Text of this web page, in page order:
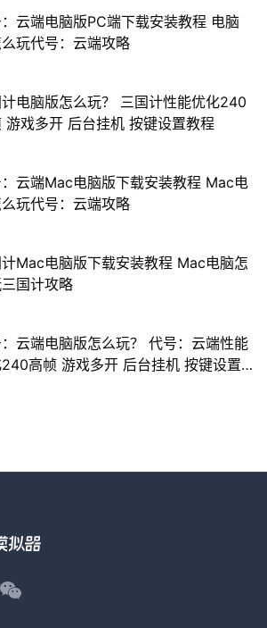
云端电脑版PC端下载安装教程 电脑
玩代号：云端攻略
电脑版怎么玩？ 三国计性能优化240
游戏多开 后台挂机 按键设置教程
云端Mac电脑版下载安装教程 Mac电
玩代号：云端攻略
Mac电脑版下载安装教程 Mac电脑怎
国计攻略
云端电脑版怎么玩？ 代号：云端性能
高帧 游戏多开 后台挂机 按键设置